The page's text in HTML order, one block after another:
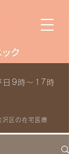
日9時～17時
沢区の在宅医療